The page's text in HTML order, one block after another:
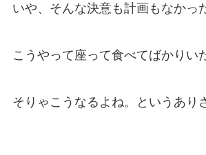
いや、そんな決意も計画もなかっ
こうやって座って食べてばかりい
そりゃこうなるよね。というあり